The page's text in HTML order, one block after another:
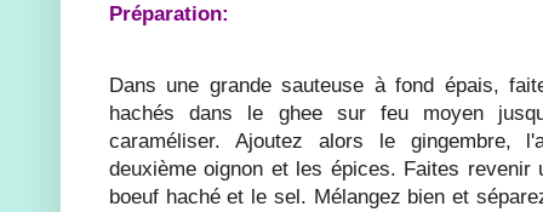
Préparation:
Dans une grande sauteuse à fond épais,
hachés dans le ghee sur feu moyen
caraméliser. Ajoutez alors le gingembre,
deuxième oignon et les épices. Faites revenir
boeuf haché et le sel. Mélangez bien et